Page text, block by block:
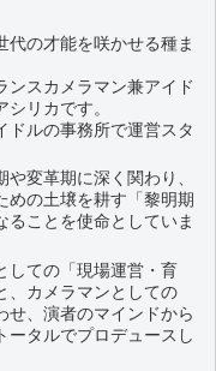
代の才能を咲かせる種ま
ンスカメラマン兼アイド
リカです。
ドルの事務所で運営スタ
変革期に深く関わり、
めの土壌を耕す「黎明期
ることを使命としていま
しての「現場運営・育
、カメラマンとしての
せ、演者のマインドから
ータルでプロデュースし